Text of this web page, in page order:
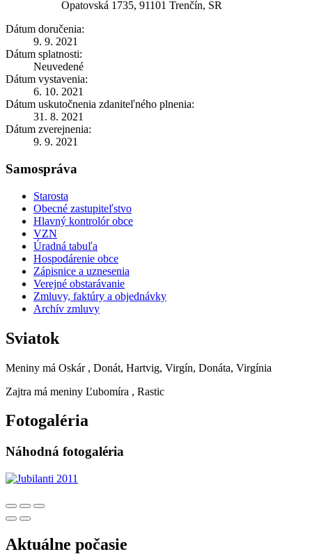
Opatovská 1735, 91101 Trenčín, SR
Dátum doručenia:
9. 9. 2021
Dátum splatnosti:
Neuvedené
Dátum vystavenia:
6. 10. 2021
Dátum uskutočnenia zdaniteľného plnenia:
31. 8. 2021
Dátum zverejnenia:
9. 9. 2021
Samospráva
Starosta
Obecné zastupiteľstvo
Hlavný kontrolór obce
VZN
Úradná tabuľa
Hospodárenie obce
Zápisnice a uznesenia
Verejné obstarávanie
Zmluvy, faktúry a objednávky
Archív zmluvy
Sviatok
Meniny má Oskár , Donát, Hartvig, Virgín, Donáta, Virgínia
Zajtra má meniny Ľubomíra , Rastic
Fotogaléria
Náhodná fotogaléria
Aktuálne počasie